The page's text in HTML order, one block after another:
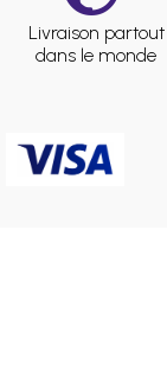
Livraison partout
dans le monde